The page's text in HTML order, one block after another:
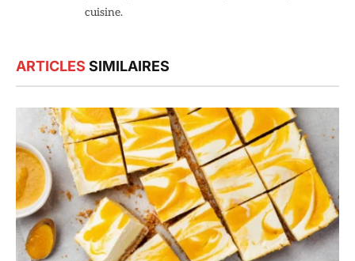
cuisine.
ARTICLES SIMILAIRES